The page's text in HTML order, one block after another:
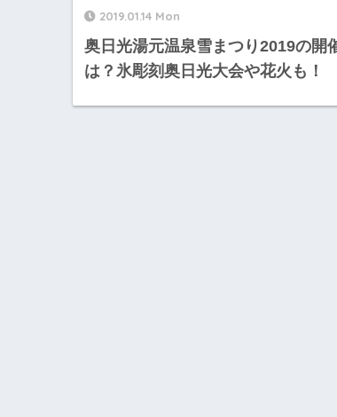
2019.01.14 Mon
奥日光湯元温泉雪まつり2019の開
は？氷彫刻奥日光大会や花火も！